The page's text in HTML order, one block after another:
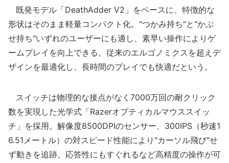
既発モデル「DeathAdder V2」をベースに、特徴的な
形状はそのまま軽量コンパクト化。"つかみ持ち"と"かぶ
せ持ち"いずれのユーザーにも適し、素早い操作によりゲ
ームプレイを向上できる。従来のエルゴノミクスを超えデ
ザインを最適化し、長時間のプレイでも快適だという。
スイッチは物理的な接点がなく7000万回の耐クリック
数を実現した光学式「Razerオプティカルマウススイッ
チ」を採用。解像度8500DPIのセンサー、300IPS（秒速1
6.51メートル）の対スピード性能により"カーソル飛び"せ
ず動きを追跡。応答性にもすぐれるなど高精度の操作が可